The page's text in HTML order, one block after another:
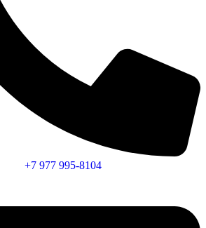
+7 977 995-8104